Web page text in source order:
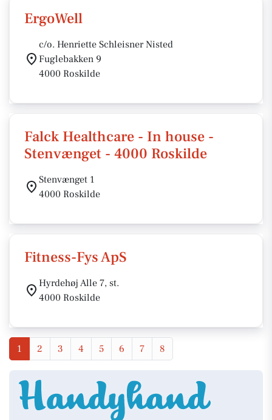
ErgoWell
c/o. Henriette Schleisner Nisted
Fuglebakken 9
4000 Roskilde
Falck Healthcare - In house -
Stenvænget - 4000 Roskilde
Stenvænget 1
4000 Roskilde
Fitness-Fys ApS
Hyrdehøj Alle 7, st.
4000 Roskilde
1 2 3 4 5 6 7 8